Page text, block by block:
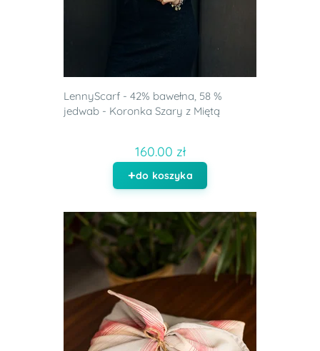
LennyScarf - 42% bawełna, 58 %
jedwab - Koronka Szary z Miętą
160.00 zł
do koszyka